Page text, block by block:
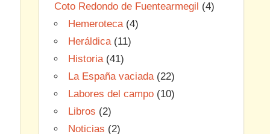
Coto Redondo de Fuentearmegil (4)
Hemeroteca(4)
Heráldica(11)
Historia(41)
La España vaciada(22)
Labores del campo (10)
Libros (2)
Noticias (2)